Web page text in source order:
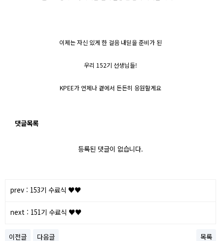
이제는 자신 있게 한 걸음 내딛을 준비가 된
우리 152기 선생님들!
KPEE가 언제나 곁에서 든든히 응원할게요
댓글목록
등록된 댓글이 없습니다.
prev : 153기 수료식 ♥️♥️
next : 151기 수료식 ♥️♥️
이전글 다음글 목록